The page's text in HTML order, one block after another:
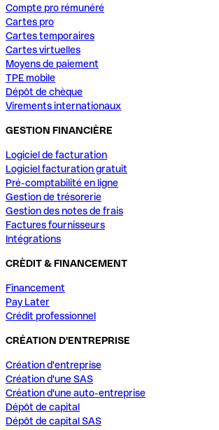
Compte pro rémunéré
Cartes pro
Cartes temporaires
Cartes virtuelles
Moyens de paiement
TPE mobile
Dépôt de chèque
Virements internationaux
GESTION FINANCIÈRE
Logiciel de facturation
Logiciel facturation gratuit
Pré-comptabilité en ligne
Gestion de trésorerie
Gestion des notes de frais
Factures fournisseurs
Intégrations
CRÈDIT & FINANCEMENT
Financement
Pay Later
Crédit professionnel
CRÉATION D'ENTREPRISE
Création d'entreprise
Création d'une SAS
Création d'une auto-entreprise
Dépôt de capital
Dépôt de capital SAS